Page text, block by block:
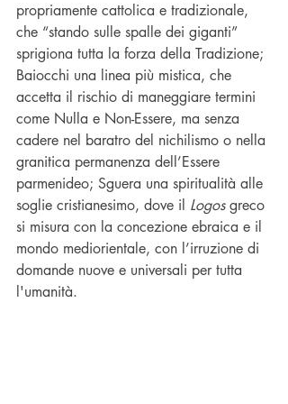
propriamente cattolica e tradizionale,
che “stando sulle spalle dei giganti”
sprigiona tutta la forza della Tradizione;
Baiocchi una linea più mistica, che
accetta il rischio di maneggiare termini
come Nulla e Non-Essere, ma senza
cadere nel baratro del nichilismo o nella
granitica permanenza dell’Essere
parmenideo; Sguera una spiritualità alle
soglie cristianesimo, dove il Logos greco
si misura con la concezione ebraica e il
mondo mediorientale, con l’irruzione di
domande nuove e universali per tutta
l'umanità.